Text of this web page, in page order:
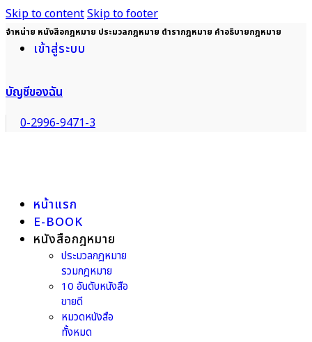
Skip to contentSkip to footer
จำหน่าย หนังสือกฎหมาย ประมวลกฎหมาย ตำรากฎหมาย คำอธิบายกฎหมาย
เข้าสู่ระบบ
บัญชีของฉัน
0-2996-9471-3
หน้าแรก
E-BOOK
หนังสือกฎหมาย
ประมวลกฎหมาย
รวมกฎหมาย
10 อันดับหนังสือ
ขายดี
หมวดหนังสือ
ทั้งหมด